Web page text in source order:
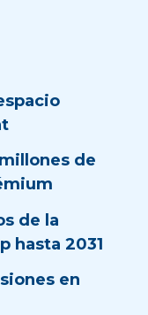
de
de la
hasta 2031
en